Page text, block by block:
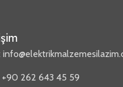
+90 262 643 45 59